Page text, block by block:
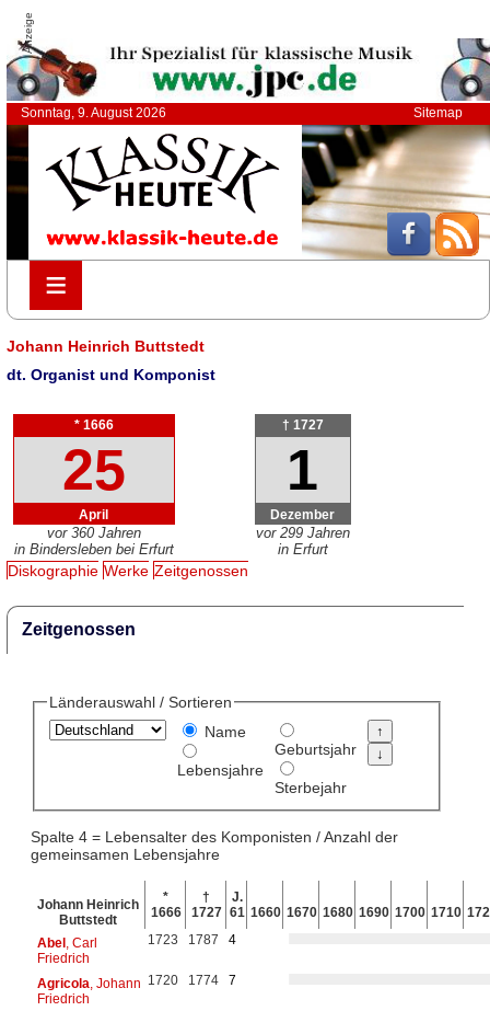
Anzeige
Sonntag, 9. August 2026 Sitemap
≡
≡
Johann Heinrich Buttstedt
dt. Organist und Komponist
* 1666
25
April
vor 360 Jahren
in Bindersleben bei Erfurt
† 1727
1
Dezember
vor 299 Jahren
in Erfurt
Diskographie Werke Zeitgenossen
Zeitgenossen
Länderauswahl / Sortieren
Name
Lebensjahre
Geburtsjahr
Sterbejahr
Spalte 4 = Lebensalter des Komponisten / Anzahl der
gemeinsamen Lebensjahre
Johann Heinrich
Buttstedt
*
1666
†
1727
J.
61 1660 1670 1680 1690 1700 1710
Abel, Carl
Friedrich
1723 1787 4
Agricola , Johann
Friedrich
1720 1774 7